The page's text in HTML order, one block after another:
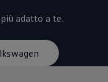
più adatto a te.